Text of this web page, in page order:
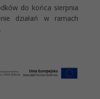
do końca sierpnia
działań w ramach